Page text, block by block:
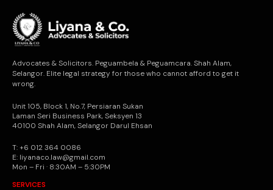
Advocates & Solicitors. Peguambela & Peguamcara. Shah Alam,
Selangor. Elite legal strategy for those who cannot afford to get it
wrong.
Unit 105, Block 1, No.7, Persiaran Sukan
Laman Seri Business Park, Seksyen 13
40100 Shah Alam, Selangor Darul Ehsan
T: +6 012 364 0086
E: liyanaco.law@gmail.com
Mon – Fri · 8:30AM – 5:30PM
SERVICES